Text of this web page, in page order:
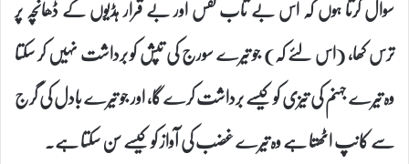
سوال کرتا ہوں کہ اس بے تاب نفس اور بے قرار ہڈیوں کے ڈھانچہ پر
ترس کھا، (اس لئے کہ) جو تیرے سورج کی تپش کو برداشت نہیں کر سکتا
وہ تیرے جہنم کی تیزی کو کیسے برداشت کرے گا، اور جو تیرے بادل کی گرج
سے کانپ اٹھتا ہے وہ تیرے غضب کی آواز کو کیسے سن سکتا ہے۔